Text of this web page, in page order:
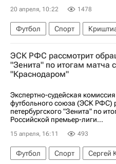
20 апреля, 10:22 1478
Футбол Спорт
Лионель Месси
Артём
Акрон (Тольятти)
Аль-
Интер Майами
ЭСК РФС рассмотрит
"Зенита" по итогам матча с
"Краснодаром"
Экспертно-судейская
футбольного союза (ЭСК РФС)
петербургского "Зенита" по
Российской премьер-лиги...
15 апреля, 16:11 493
Футбол Спорт
Сергей